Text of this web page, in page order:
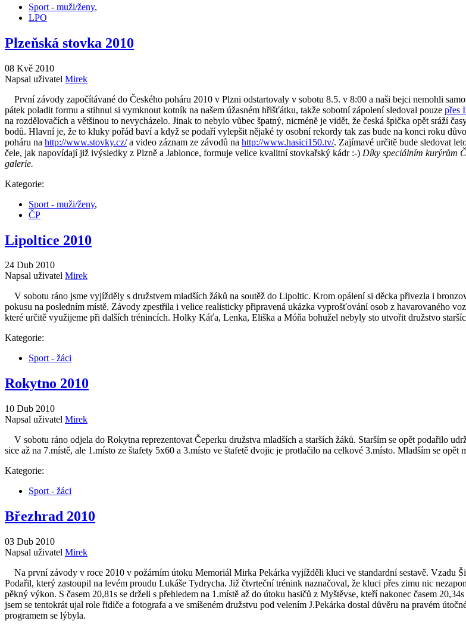
Sport - muži/ženy,
LPO
Plzeňská stovka 2010
08 Kvě 2010
Napsal uživatel Mirek
První závody započítávané do Českého poháru 2010 v Plzni odstartovaly v sobotu 8.5. v 8:00 a naši bejci nemohli
pátek poladit formu a stihnul si vymknout kotník na našem úžasném hřišťátku, takže sobotní zápolení sledoval pouze přes
na rozdělovačích a většinou to nevycházelo. Jinak to nebylo vůbec špatný, nicméně je vidět, že česká špička opět sráží
bodů. Hlavní je, že to kluky pořád baví a když se podaří vylepšit nějaké ty osobní rekordy tak zas bude na konci roku
poháru na http://www.stovky.cz/a video záznam ze závodů na http://www.hasici150.tv/. Zajímavé určitě bude sledovat
čele, jak napovídají již ivýsledky z Plzně a Jablonce, formuje velice kvalitní stovkařský kádr :-) Díky speciálním kurýrům
galerie.
Kategorie:
Sport - muži/ženy,
ČP
Lipoltice 2010
24 Dub 2010
Napsal uživatel Mirek
V sobotu ráno jsme vyjížděly s družstvem mladších žáků na soutěž do Lipoltic. Krom opálení si děcka přivezla i
pokusu na posledním místě. Závody zpestřila i velice realisticky připravená ukázka vyprošťování osob z havarovaného
které určitě využijeme při dalších trénincích. Holky Káťa, Lenka, Eliška a Móňa bohužel nebyly sto utvořit družstvo
Kategorie:
Sport - žáci
Rokytno 2010
10 Dub 2010
Napsal uživatel Mirek
V sobotu ráno odjela do Rokytna reprezentovat Čeperku družstva mladších a starších žáků. Starším se opět podařilo
sice až na 7.místě, ale 1.místo ze štafety 5x60 a 3.místo ve štafetě dvojic je protlačilo na celkové 3.místo. Mladším se opět
Kategorie:
Sport - žáci
Březhrad 2010
03 Dub 2010
Napsal uživatel Mirek
Na první závody v roce 2010 v požárním útoku Memoriál Mirka Pekárka vyjížděli kluci ve standardní sestavě. Vzadu
Podařil, který zastoupil na levém proudu Lukáše Tydrycha. Již čtvrteční trénink naznačoval, že kluci přes zimu nic
pěkný výkon. S časem 20,81s se drželi s přehledem na 1.místě až do útoku hasičů z Myštěvse, kteří nakonec časem
jsem se tentokrát ujal role řidiče a fotografa a ve smíšeném družstvu pod velením J.Pekárka dostal důvěru na pravém
programem se lýbyla.